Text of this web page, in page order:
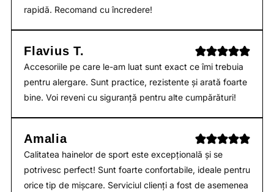
rapidă. Recomand cu încredere!
Flavius T.
Accesoriile pe care le-am luat sunt exact ce îmi trebuia
pentru alergare. Sunt practice, rezistente și arată foarte
bine. Voi reveni cu siguranță pentru alte cumpărături!
Amalia
Calitatea hainelor de sport este excepțională și se
potrivesc perfect! Sunt foarte confortabile, ideale pentru
orice tip de mișcare. Serviciul clienți a fost de asemenea